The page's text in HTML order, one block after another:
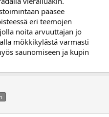
pääsee
eri teemojen
noita arvuuttajan jo
mökkikylästä varmasti
saunomiseen ja kupin